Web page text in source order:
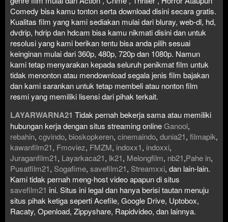
Comedy bisa kamu tonton serta download disini secara gratis.
Kualitas film yang kami sediakan mulai dari bluray, web-dl, hd,
dvdrip, hdrip dan hdcam bisa kamu nikmati disini dan untuk
resolusi yang kami berikan tentu bisa anda pilih sesuai
keinginan mulai dari 360p, 480p, 720p dan 1080p. Namun
kami tetap menyarakan kepada seluruh penikmat film untuk
tidak menonton atau mendownload segala jenis film bajakan
dan kami sarankan untuk tetap membeli atau nonton film
resmi yang memiliki lisensi dari pihak terkait.
LAYARWARNA21 Tidak pernah bekerja sama atau memiliki
hubungan kerja dengan situs streaming onlineGanool,
rebahin, cgvindo, bioskopkeren, cinemaindo, dunia21, filmapik,
kawanfilm21, Fmoviez, FMZM, indoxx1, indoxxi,
Juraganfilm21, Layarkaca21, lk21, Melongfilm, nb21,Pahe in,
Pusatfilm21, Sogafime, savefilm21, Streamxxi, dan lain-lain.
Kami tidak pernah meng-host video apapun di situs
savefilm21 ini. Situs ini legal dan hanya berisi tautan menuju
situs pihak ketiga seperti Acefile, Google Drive, Uptobox,
Racaty, Openload, Zippyshare, Rapidvideo, dan lainnya.